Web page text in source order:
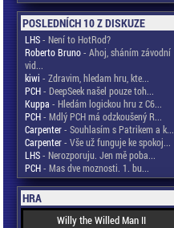
POSLEDNÍCH 10 Z DISKUZE
LHS- Není to HotRod?
Roberto Bruno- Ahoj, sháním závodní
vid...
kiwi - Zdravim, hledam hru, kte...
PCH- DeepSeek našel pouze toh...
Kuppa - Hledám logickou hru z C6...
PCH- Mdlý PCH má odzkoušený R...
Carpenter- Souhlasím s Patrikem a k...
Carpenter- Vše už funguje ke spokoj...
LHS- Nerozporuju. Jen mě poba...
PCH- Mas dve moznosti. 1. bu...
HRA
Willy the Willed Man II